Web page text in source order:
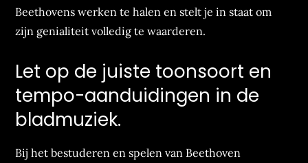
Beethovens werken te halen en stelt je in staat om
zijn genialiteit volledig te waarderen.
Let op de juiste toonsoort en
tempo-aanduidingen in de
bladmuziek.
Bij het bestuderen en spelen van Beethoven